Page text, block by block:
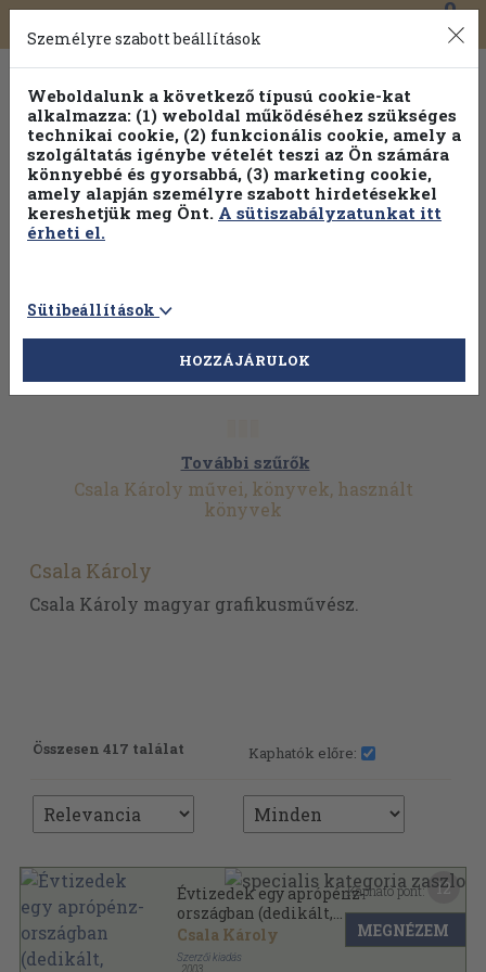
Toggle
navigation
0
További szűrők
Csala Károly művei, könyvek, használt
könyvek
Csala Károly
Csala Károly magyar grafikusművész.
Összesen 417 találat Kaphatók előre:
Évtizedek egy aprópénz-
országban (dedikált,
számozott példány)
Csala Károly
Szerzői kiadás
2003
Kapható pont: 12
MEGNÉZEM
Személyre szabott beállítások
Weboldalunk a következő típusú cookie-kat
alkalmazza: (1) weboldal működéséhez szükséges
technikai cookie, (2) funkcionális cookie, amely a
szolgáltatás igénybe vételét teszi az Ön számára
könnyebbé és gyorsabbá, (3) marketing cookie,
amely alapján személyre szabott hirdetésekkel
kereshetjük meg Önt. A sütiszabályzatunkat itt
érheti el.
Sütibeállítások
HOZZÁJÁRULOK